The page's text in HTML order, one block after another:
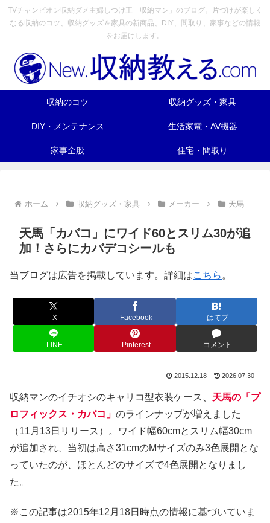
TVチャンピオン収納ダメ主婦しつけ王「収納マン」のブログ。片づけが楽しく
なる収納のコツ、収納グッズ＆家具の新商品、DIY、間取り、家事などの情報
をお届けします。
収納のコツ 収納グッズ・家具
DIY・メンテナンス 生活家電・AV機器
家事全般 住宅・間取り
ホーム 収納グッズ・家具 メーカー 天馬
天馬「カバコ」にワイド60とスリム30が追
加！さらにカバデコシールも
当ブログは広告を掲載しています。詳細はこちら 。
X Facebook はてブ
LINE Pinterest コメント
2015.12.18 2026.07.30
収納マンのイチオシのキャリコ型衣装ケース、 天馬の「プ
ロフィックス・カバコ」 のラインナップが増えました
（11月13日リリース）。ワイド幅60cmとスリム幅30cm
が追加され、当初は高さ31cmのMサイズのみ3色展開とな
っていたのが、ほとんどのサイズで4色展開となりまし
た。
※この記事は2015年12月18日時点の情報に基づいていま